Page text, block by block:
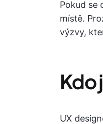
Pokud se
místě.
výzvy,
Kdo
UX